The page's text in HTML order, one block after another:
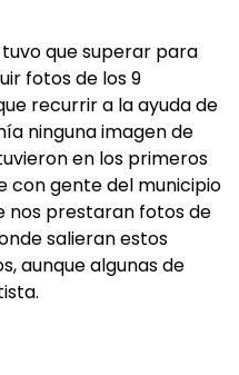
que superar para
fotos de los 9
recurrir a la ayuda de
ninguna imagen de
en los primeros
con gente del municipio
nos prestaran fotos de
salieran estos
aunque algunas de